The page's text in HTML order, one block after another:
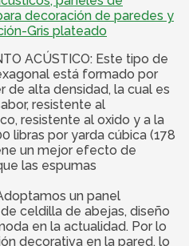
decoración de paredes y
Gris plateado
ACÚSTICO: Este tipo de
está formado por
de alta densidad, la cual es
resistente al
resistente al oxido y a la
libras por yarda cúbica (178
un mejor efecto de
las espumas
un panel
celdilla de abejas, diseño
en la actualidad. Por lo
decorativa en la pared, lo